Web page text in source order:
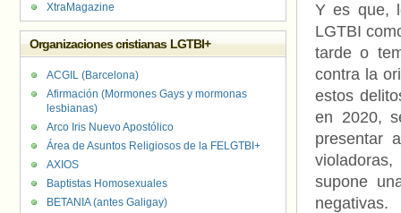
Y es que,
LGTBI
tarde o
contra la
estos
en 2020,
presentar
supone
negativas.
XtraMagazine
Organizaciones cristianas LGTBI+
ACGIL (Barcelona)
Afirmación (Mormones Gays y mormonas
lesbianas)
Arco Iris Nuevo Apostólico
Área de Asuntos Religiosos de la FELGTBI+
AXIOS
Baptistas Homosexuales
BETANIA (antes Galigay)